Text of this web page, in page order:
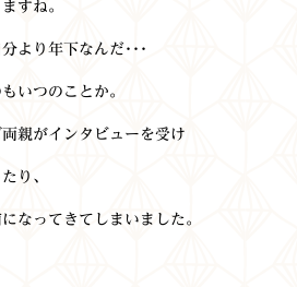
すね。
より年下なんだ･･･
いつのことか。
親がインタビューを受け
り、
なってきてしまいました。